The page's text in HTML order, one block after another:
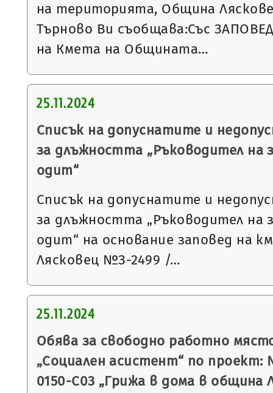
на територията, Община
Търново Ви съобщава:Със
на Кмета на Общината…
25.11.2024
Списък на допуснатите и
за длъжността „Ръководител на
одит“
Списък на допуснатите и
за длъжността „Ръководител на
одит“ на основание заповед на
Лясковец №З-2499 /…
25.11.2024
Обява за свободно работно
„Социален асистент“ по проект:
0150-С03 „Грижа в дома в община